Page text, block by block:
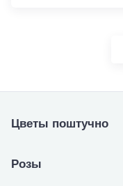
Цветы поштучно
Розы